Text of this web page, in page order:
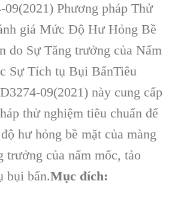
Phương pháp Thử
giá Mức Độ Hư Hỏng Bề
do Sự Tăng trưởng của Nấm
Sự Tích tụ Bụi BẩnTiêu
09(2021) này cung cấp
thử nghiệm tiêu chuẩn để
hư hỏng bề mặt của màng
trưởng của nấm mốc, tảo
bụi bẩn.Mục đích: